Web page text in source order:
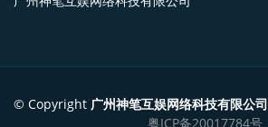
© Copyright 广州神笔互娱网络科技有限公司
粤ICP备20017784号